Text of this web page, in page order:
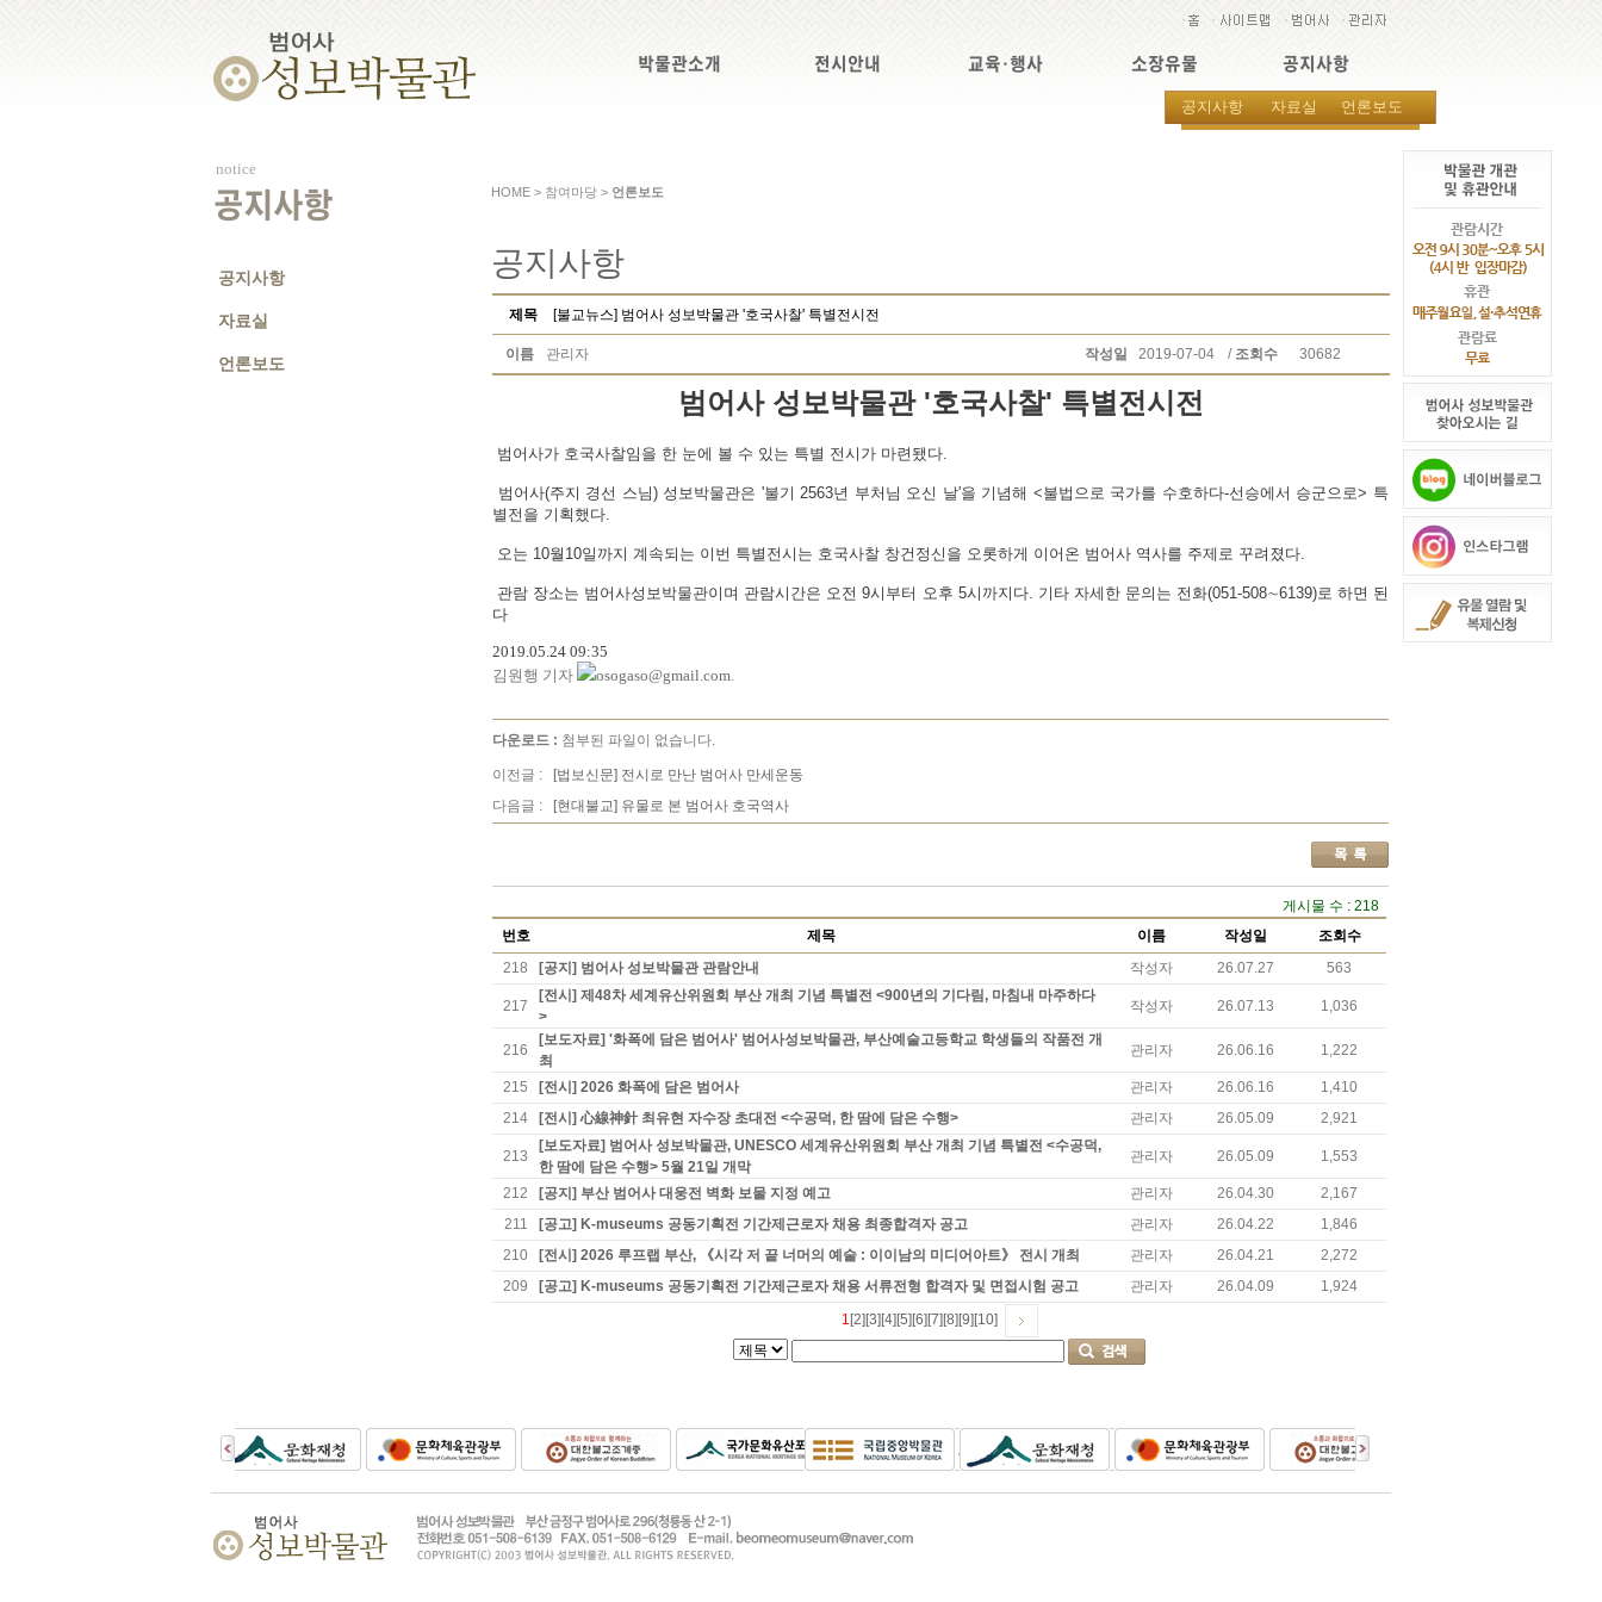
박물관소개 전시안내 교육·행사 소장유물 공지사항
공지사항 자료실 언론보도
notice
공지사항
공지사항
자료실
언론보도
HOME > 참여마당 > 언론보도
공지사항
제목 [불교뉴스] 범어사 성보박물관 '호국사찰' 특별전시전
이름 관리자 작성일 2019-07-04 / 조회수 30682
범어사 성보박물관 '호국사찰' 특별전시전
범어사가 호국사찰임을 한 눈에 볼 수 있는 특별 전시가 마련됐다.
범어사(주지 경선 스님) 성보박물관은 '불기 2563년 부처님 오신 날'을 기념해 <불법으로 국가를 수호하다-선승에서 승군으로> 특
별전을 기획했다.
오는 10월10일까지 계속되는 이번 특별전시는 호국사찰 창건정신을 오롯하게 이어온 범어사 역사를 주제로 꾸려졌다.
관람 장소는 범어사성보박물관이며 관람시간은 오전 9시부터 오후 5시까지다. 기타 자세한 문의는 전화(051-508∼6139)로 하면 된
다
2019.05.24 09:35
김원행 기자
osogaso@gmail.com.
다운로드 : 첨부된 파일이 없습니다.
이전글 :
[법보신문] 전시로 만난 범어사 만세운동
다음글 :
[현대불교] 유물로 본 범어사 호국역사
게시물 수 : 218
번호
제목 이름 작성일
조회수
218
[공지] 범어사 성보박물관 관람안내 작성자 26.07.27 563
217
[전시] 제48차 세계유산위원회 부산 개최 기념 특별전 <900년의 기다림, 마침내 마주하다
>
작성자 26.07.13 1,036
216
[보도자료] '화폭에 담은 범어사' 범어사성보박물관, 부산예술고등학교 학생들의 작품전 개
최
관리자 26.06.16 1,222
215 [전시] 2026 화폭에 담은 범어사 관리자 26.06.16
1,410
214
[전시] 心線神針 최유현 자수장 초대전 <수공덕, 한 땀에 담은 수행> 관리자 26.05.09 2,921
213
[보도자료] 범어사 성보박물관, UNESCO 세계유산위원회 부산 개최 기념 특별전 <수공덕,
한 땀에 담은 수행> 5월 21일 개막
관리자 26.05.09 1,553
212 [공지] 부산 범어사 대웅전 벽화 보물 지정 예고 관리자 26.04.30
2,167
211
[공고] K-museums 공동기획전 기간제근로자 채용 최종합격자 공고 관리자 26.04.22
1,846
210
[전시] 2026 루프랩 부산, 《시각 저 끝 너머의 예술 : 이이남의 미디어아트》 전시 개최 관리자 26.04.21
2,272
209
[공고] K-museums 공동기획전 기간제근로자 채용 서류전형 합격자 및 면접시험 공고 관리자 26.04.09 1,924
1 [2] [3] [4] [5] [6] [7] [8] [9] [10]